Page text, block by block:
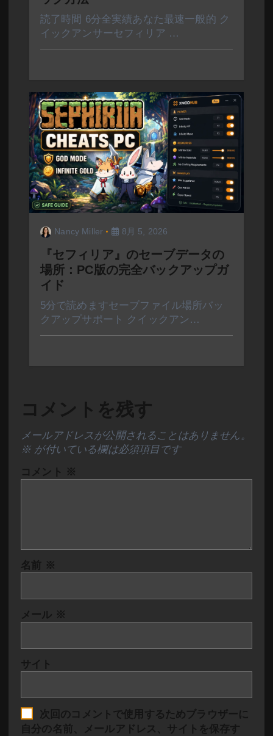
読了時間 6分全実績あなた最速一般的 ク
イックアンサーセフィリア …
Nancy Miller 8月 5, 2026
『セフィリア』のセーブデータの
場所：PC版の完全バックアップガ
イド
5分で読めますセーブファイル場所バッ
クアップサポート クイックアン…
コメントを残す
メールアドレスが公開されることはありません。
※ が付いている欄は必須項目です
コメント
※
名前 ※
メール ※
サイト
次回のコメントで使用するためブラウザーに
自分の名前、メールアドレス、サイトを保存す